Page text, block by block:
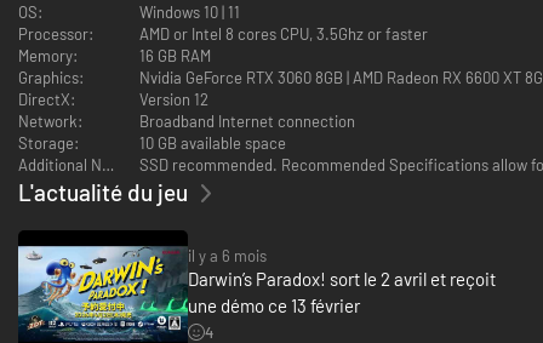
Gameplay original :
Le jeu propose un parfait équilibre entre les séquences de plates-formes
et les séquences de réflexion : nagez, cachez-vous, infiltrez-vous, sautez
et utilisez les capacités extraordinaires d’un poulpe pour progresser dans
nombreuses énigmes du jeu.
OS:
Windows 10 | 11
Processor:
AMD or Intel 8 cores CPU, 3.5Ghz or faster
Memory:
16 GB RAM
Graphics:
Nvidia GeForce RTX 3060 8GB | AMD Radeon RX 6600 XT
DirectX:
Version 12
Network:
Broadband Internet connection
Storage:
10 GB available space
Additional Notes:
SSD recommended. Recommended Specifications allow
L'actualité du jeu
il y a 6 mois
Darwin’s Paradox! sort le 2 avril et reçoit
une démo ce 13 février
4